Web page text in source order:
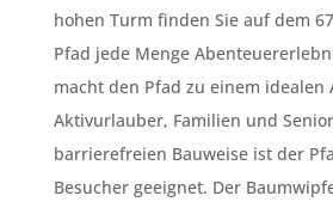
hohen Turm finden Sie auf dem
Pfad jede Menge
macht den Pfad zu einem idealen
Aktivurlauber, Familien und
barrierefreien Bauweise ist der
Besucher geeignet. Der